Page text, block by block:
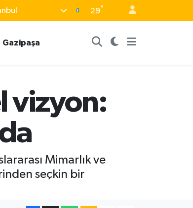
29°
Gazipaşa
vizyon:
Mimarlık ve
seçkin bir